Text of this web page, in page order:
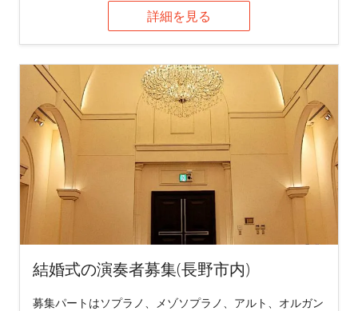
詳細を見る
結婚式の演奏者募集(長野市内)
募集パートはソプラノ、メゾソプラノ、アルト、オルガン